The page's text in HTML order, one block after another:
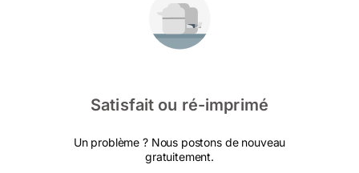
Satisfait ou ré-imprimé
Un problème ? Nous postons de nouveau
gratuitement.